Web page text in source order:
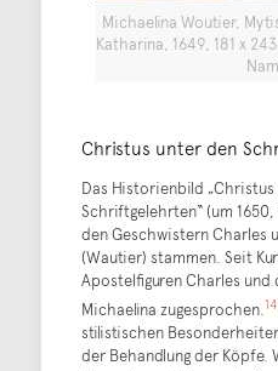
Michaelina Woutier,
Katharina, 1649, 181 x
Christus unter den
Das Historienbild
Schriftgelehrten“ (um
den Geschwistern Charles
(Wautier) stammen. Seit
Apostelfiguren Charles und
Michaelina zugesprochen.14
stilistischen
der Behandlung der Köpfe.